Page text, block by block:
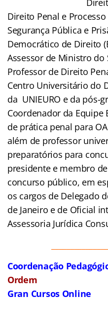
Direito Penal e
Segurança Pública e
Democrático de Direito
Assessor de Ministro
Professor de Direito
Centro Universitário do
da UNIEURO e da pós-
Coordenador da Equipe
de prática penal para
além de professor
preparatórios para
presidente e membro
concurso público, em
os cargos de Delegado
de Janeiro e de Oficial
Assessoria Jurídica
Coordenação
Ordem
Gran Cursos Online